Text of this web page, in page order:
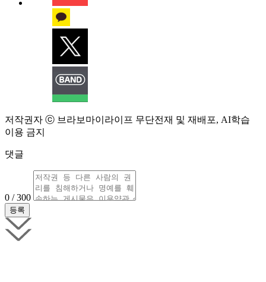
저작권자 ⓒ 브라보마이라이프 무단전재 및 재배포, AI학습
이용 금지
댓글
0 / 300